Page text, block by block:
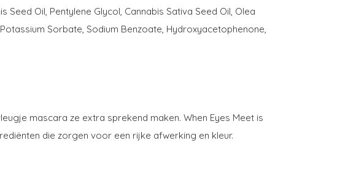
Oil, Pentylene Glycol, Cannabis Sativa Seed Oil, Olea
Sorbate, Sodium Benzoate, Hydroxyacetophenone,
mascara ze extra sprekend maken. When Eyes Meet is
die zorgen voor een rijke afwerking en kleur.